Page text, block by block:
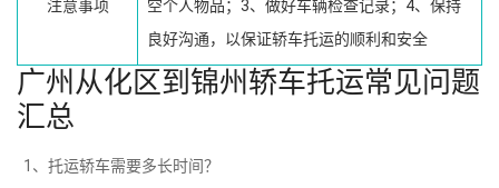
注意事项
空个人物品；3、做好车辆检查记录；4、保持
良好沟通，以保证轿车托运的顺利和安全
广州从化区到锦州轿车托运常见问题
汇总
1、托运轿车需要多长时间？